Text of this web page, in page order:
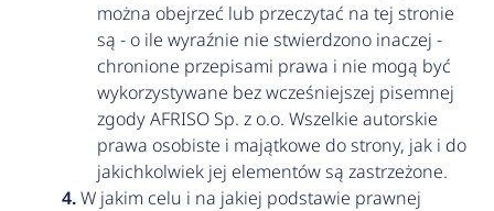
można obejrzeć lub przeczytać na tej stronie
są - o ile wyraźnie nie stwierdzono inaczej -
chronione przepisami prawa i nie mogą być
wykorzystywane bez wcześniejszej pisemnej
zgody AFRISO Sp. z o.o. Wszelkie autorskie
prawa osobiste i majątkowe do strony, jak i do
jakichkolwiek jej elementów są zastrzeżone.
W jakim celu i na jakiej podstawie prawnej